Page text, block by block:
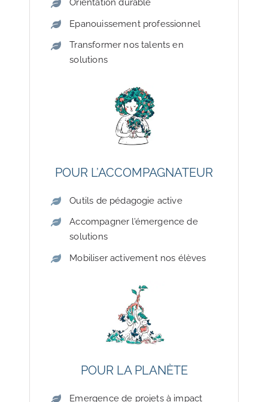
Epanouissement professionnel
Transformer nos talents en
solutions
POUR L’ACCOMPAGNATEUR
Outils de pédagogie active
Accompagner l’émergence de
solutions
Mobiliser activement nos élèves
POUR LA PLANÈTE
Emergence de projets à impact